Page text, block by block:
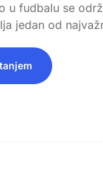
u fudbalu se
jedan od